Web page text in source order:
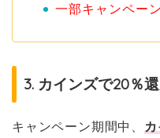
一部キャンペー
3. カインズで20％
キャンペーン期間中、